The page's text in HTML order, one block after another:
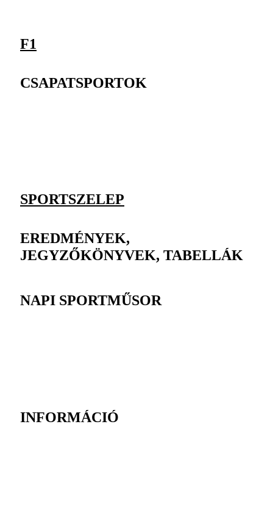
F1
CSAPATSPORTOK
SPORTSZELEP
EREDMÉNYEK,
JEGYZŐKÖNYVEK, TABELLÁK
NAPI SPORTMŰSOR
INFORMÁCIÓ